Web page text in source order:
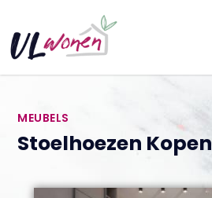
MEUBELS
Stoelhoezen Kopen